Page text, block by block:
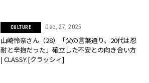
CULTURE Dec, 27, 2025
山崎怜奈さん（28）「父の言葉通り、20代は忍
耐と辛抱だった」確立した不安との向き合い方
| CLASSY.[クラッシィ]